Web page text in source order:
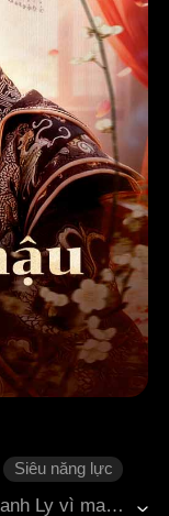
Siêu năng lực
Hoàng hậu nước Vân Quốc Thẩm Thanh Ly vì mang thai sinh con, tăng cân đến 100 kg, bị Hoàng đế ghét bỏ, ngay cả con trai ruột cũng bị Tiểu Quý Phi xúi giục mà ghét bỏ mẹ. Thôi Quý Phi âm mưu tranh đoạt ngôi vị đã lâu, trước tiên hãm hại Thẩm Thanh Ly bằng cách làm cô bị rách đồ, mất mặt trong lễ cầu mưa, rồi bóp cổ đến chết. Khi Thôi Quý Phi đang hả hê thì một cô gái tốt nghiệp y khoa hiện đại xuyên đến, thề sẽ đòi lại công bằng cho Thẩm Thanh Ly. Cô đánh cho Thôi Quý Phi một trận tơi bời, nhưng bị Hoàng đế phụ bạc đày vào lãnh cung. Vượt lên số phận, Thẩm Thanh Ly mới, người hiện đại với hệ thống mua sắm trong tay, thoải mái dùng các vật phẩm thời hiện đại, kết hợp với y thuật tinh thông, đã giảm cân, làm đẹp bản thân. Trong tiệc đón gió tẩy trần cho Thái thượng hoàng, cô khiến mọi người kinh ngạc vì nhan sắc và tài năng. Hoàng đế cũng bị vẻ đẹp quyến rũ của cô chinh phục. Thanh Ly dùng quà tặng công nghệ hiện đại để hạ bệ Thôi Quý Phi, đồng thời chữa bệnh cho Thái thượng hoàng, khoe tài y thuật khiến Hoàng đế say mê không nhận ra. Trong cuộc thi đấu với nước thù địch, Thẩm Thanh Ly dùng sản phẩm công nghệ hiện đại, đánh bại Hoàng tử nước đối thủ và những kẻ phản quốc trong nước, trở thành Hoàng hậu được muôn người kính trọng. Hoàng đế cũng hoàn toàn yêu nàng. Nhưng để lấy lại trái tim Thẩm Thanh Ly, Hoàng đế làm đủ cách, thậm chí giải tán hậu cung. Thế nhưng Thanh Ly chẳng màng đến gã Hoàng đế tệ bạc, cuối cùng chọn cùng Thái thượng hoàng du ngoạn bốn phương, tự do tận hưởng thế giới rộng lớn ngoài cung.